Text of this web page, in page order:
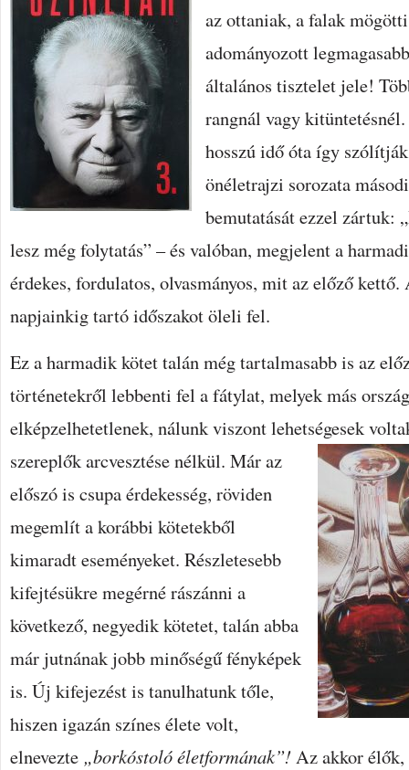
az ottaniak, a falak
adományozott
általános tisztelet jele!
rangnál vagy
hosszú idő óta így
önéletrajzi sorozata
bemutatását ezzel zártuk:
lesz még folytatás” – és valóban, megjelent a
érdekes, fordulatos, olvasmányos, mit az előző
napjainkig tartó időszakot öleli fel.
Ez a harmadik kötet talán még tartalmasabb is az
történetekről lebbenti fel a fátylat, melyek más
elképzelhetetlenek, nálunk viszont lehetségesek
szereplők arcvesztése nélkül. Már az
előszó is csupa érdekesség, röviden
megemlít a korábbi kötetekből
kimaradt eseményeket. Részletesebb
kifejtésükre megérné rászánni a
következő, negyedik kötetet, talán abba
már jutnának jobb minőségű fényképek
is. Új kifejezést is tanulhatunk tőle,
hiszen igazán színes élete volt,
elnevezte „borkóstoló életformának”! Az akkor élők,